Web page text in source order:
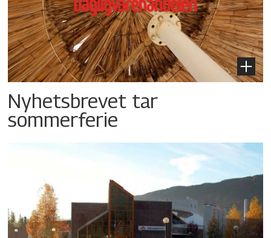
Nyhetsbrevet tar
sommerferie